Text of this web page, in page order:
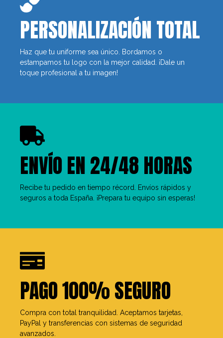
PERSONALIZACIÓN TOTAL
Haz que tu uniforme sea único. Bordamos o
estampamos tu logo con la mejor calidad. ¡Dale un
toque profesional a tu imagen!
ENVÍO EN 24/48 HORAS
Recibe tu pedido en tiempo récord. Envíos rápidos y
seguros a toda España. ¡Prepara tu equipo sin esperas!
PAGO 100% SEGURO
Compra con total tranquilidad. Aceptamos tarjetas,
PayPal y transferencias con sistemas de seguridad
avanzados.